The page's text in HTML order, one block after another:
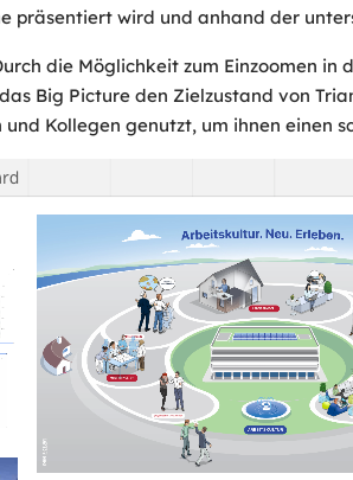
präsentiert wird und anhand der
die Möglichkeit zum Einzoomen in
Big Picture den Zielzustand von
und Kollegen genutzt, um ihnen einen